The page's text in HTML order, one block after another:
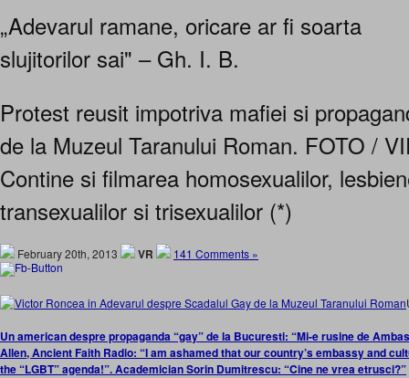
„Adevarul ramane, oricare ar fi soarta
slujitorilor sai" – Gh. I. B.
Protest reusit impotriva mafiei si
de la Muzeul Taranului Roman. FOTO /
Contine si filmarea homosexualilor,
transexualilor si trisexualilor (*)
February 20th, 2013 VR 141 Comments »
Un american despre propaganda “gay” de la Bucuresti: “Mi-e rusine de
Allen, Ancient Faith Radio: “I am ashamed that our country’s embassy and
the “LGBT” agenda!”. Academician Sorin Dumitrescu: “Cine ne vrea etrusci?”